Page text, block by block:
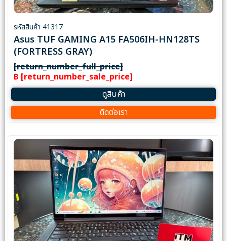
รหัสสินค้า 41317
Asus TUF GAMING A15 FA506IH-HN128TS
(FORTRESS GRAY)
[return_number_full_price]
฿ [return_number_sale_price]
ดูสินค้า
ติดต่อเรา